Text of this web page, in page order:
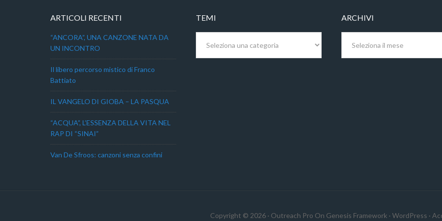
ARTICOLI RECENTI
“ANCORA”, UNA CANZONE NATA DA
UN INCONTRO
Il libero percorso mistico di Franco
Battiato
IL VANGELO DI GIOBA – LA PASQUA
“ACQUA”, L’ESSENZA DELLA VITA NEL
RAP DI “SINAI”
Van De Sfroos: canzoni senza confini
TEMI ARCHIVI
Copyright © 2026 · Outreach Pro On Genesis Framework· WordPress ·